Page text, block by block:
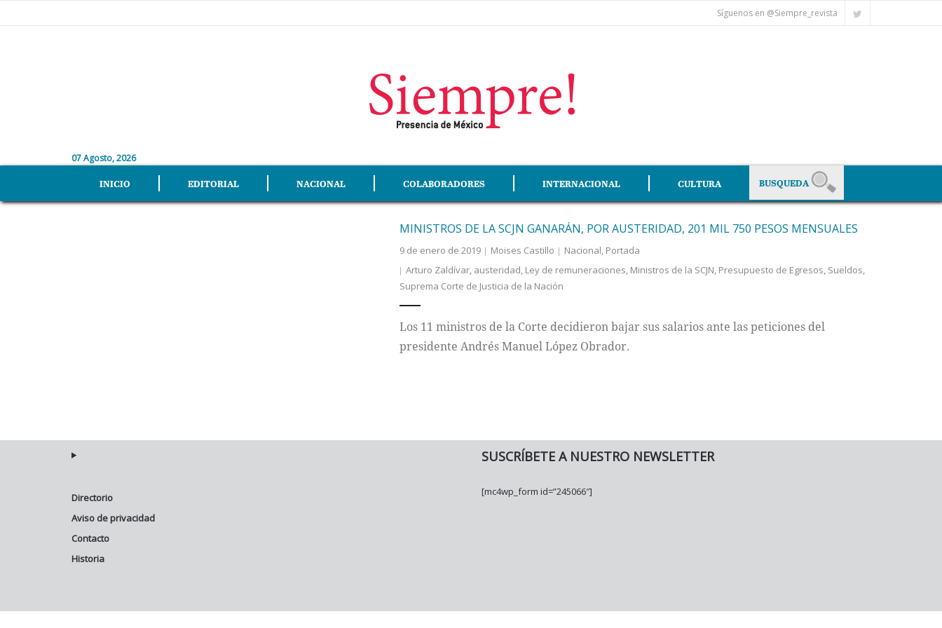
Síguenos en @Siempre_revista
07 Agosto, 2026
INICIO EDITORIAL NACIONAL COLABORADORES INTERNACIONAL CULTURA
MINISTROS DE LA SCJN GANARÁN, POR AUSTERIDAD, 201 MIL 750 PESOS MENSUALES
9 de enero de 2019 Moises Castillo Nacional, Portada
Arturo Zaldívar, austeridad, Ley de remuneraciones, Ministros de la SCJN, Presupuesto de Egresos, Sueldos,
Suprema Corte de Justicia de la Nación
Los 11 ministros de la Corte decidieron bajar sus salarios ante las peticiones del
presidente Andrés Manuel López Obrador.
Directorio
Aviso de privacidad
Contacto
Historia
SUSCRÍBETE A NUESTRO NEWSLETTER
[mc4wp_form id=”245066″]